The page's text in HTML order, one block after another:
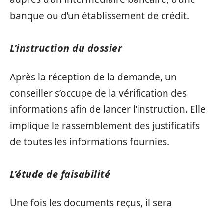
banque ou d’un établissement de crédit.
L’instruction du dossier
Après la réception de la demande, un
conseiller s’occupe de la vérification des
informations afin de lancer l’instruction. Elle
implique le rassemblement des justificatifs
de toutes les informations fournies.
L’étude de faisabilité
Une fois les documents reçus, il sera